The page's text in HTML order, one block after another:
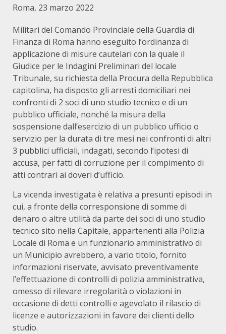
Roma, 23 marzo 2022
Militari del Comando Provinciale della Guardia di
Finanza di Roma hanno eseguito l’ordinanza di
applicazione di misure cautelari con la quale il
Giudice per le Indagini Preliminari del locale
Tribunale, su richiesta della Procura della Repubblica
capitolina, ha disposto gli arresti domiciliari nei
confronti di 2 soci di uno studio tecnico e di un
pubblico ufficiale, nonché la misura della
sospensione dall’esercizio di un pubblico ufficio o
servizio per la durata di tre mesi nei confronti di altri
3 pubblici ufficiali, indagati, secondo l’ipotesi di
accusa, per fatti di corruzione per il compimento di
atti contrari ai doveri d’ufficio.
La vicenda investigata è relativa a presunti episodi in
cui, a fronte della corresponsione di somme di
denaro o altre utilità da parte dei soci di uno studio
tecnico sito nella Capitale, appartenenti alla Polizia
Locale di Roma e un funzionario amministrativo di
un Municipio avrebbero, a vario titolo, fornito
informazioni riservate, avvisato preventivamente
l’effettuazione di controlli di polizia amministrativa,
omesso di rilevare irregolarità o violazioni in
occasione di detti controlli e agevolato il rilascio di
licenze e autorizzazioni in favore dei clienti dello
studio.